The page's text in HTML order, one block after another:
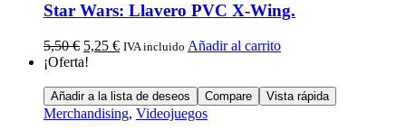
Star Wars: Llavero PVC X-Wing.
5,50€ 5,25 € IVA incluido Añadir al carrito
¡Oferta!
Añadir a la lista de deseos Compare Vista rápida
Merchandising, Videojuegos